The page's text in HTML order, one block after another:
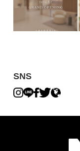
SNS